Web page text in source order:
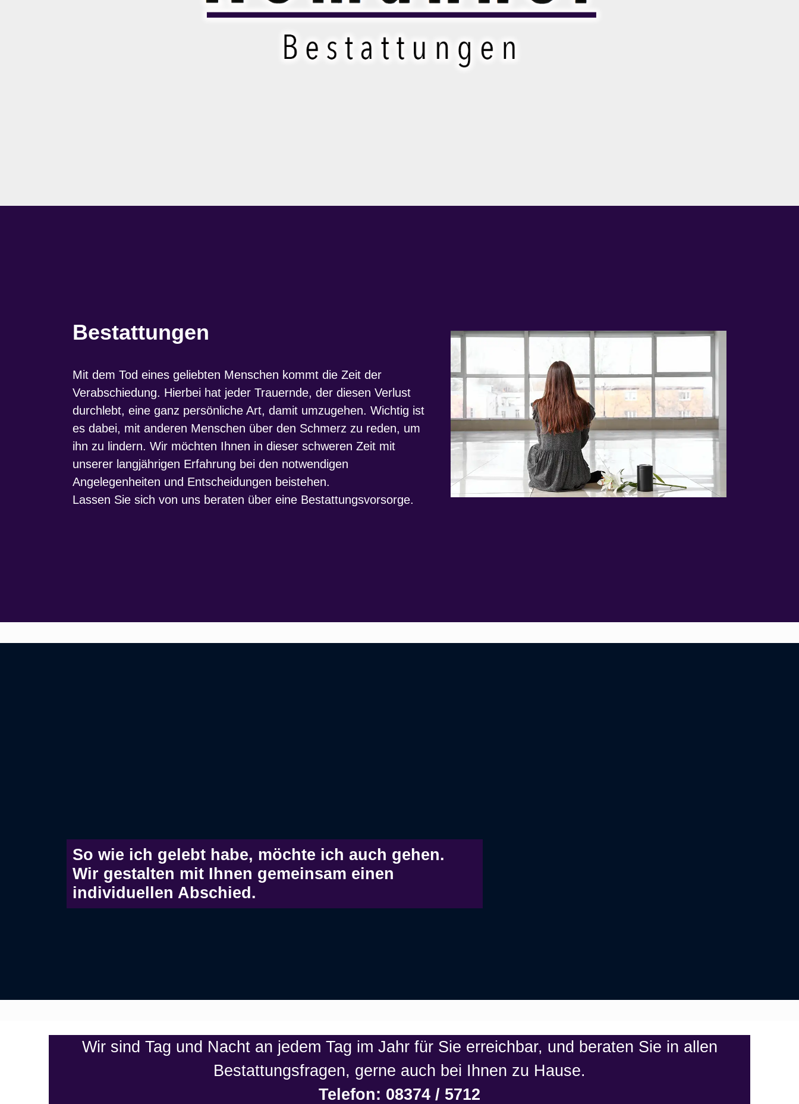
Bestattungen
Mit dem Tod eines geliebten Menschen kommt die Zeit der
Verabschiedung. Hierbei hat jeder Trauernde, der diesen Verlust
durchlebt, eine ganz persönliche Art, damit umzugehen. Wichtig ist
es dabei, mit anderen Menschen über den Schmerz zu reden, um
ihn zu lindern. Wir möchten Ihnen in dieser schweren Zeit mit
unserer langjährigen Erfahrung bei den notwendigen
Angelegenheiten und Entscheidungen beistehen.
Lassen Sie sich von uns beraten über eine Bestattungsvorsorge.
So wie ich gelebt habe, möchte ich auch gehen.
Wir gestalten mit Ihnen gemeinsam einen
individuellen Abschied.
Wir sind Tag und Nacht an jedem Tag im Jahr für Sie erreichbar, und beraten Sie in allen
Bestattungsfragen, gerne auch bei Ihnen zu Hause.
Telefon: 08374 / 5712